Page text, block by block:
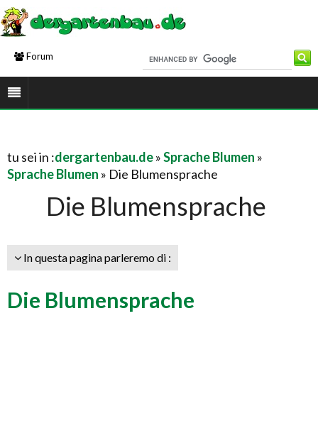
Forum
tu sei in :dergartenbau.de»Sprache Blumen »
Sprache Blumen » Die Blumensprache
Die Blumensprache
In questa pagina parleremo di :
Die Blumensprache